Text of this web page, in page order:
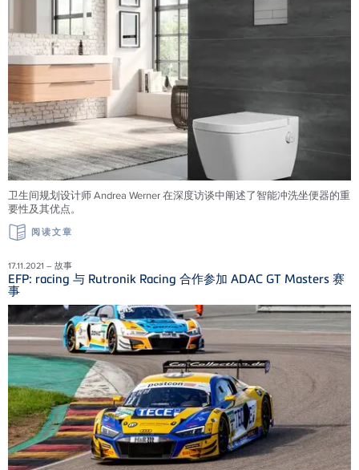
卫生间规划设计师 Andrea Werner 在深度访谈中阐述了智能冲洗坐便器的重
要性及其优点。
阅读文章
17.11.2021 – 故事
EFP: racing 与 Rutronik Racing 合作参加 ADAC GT Masters 赛
事